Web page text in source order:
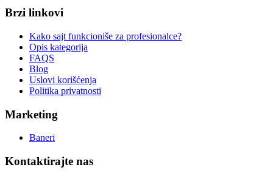
Brzi linkovi
Kako sajt funkcioniše za profesionalce?
Opis kategorija
FAQS
Blog
Uslovi korišćenja
Politika privatnosti
Marketing
Baneri
Kontaktirajte nas